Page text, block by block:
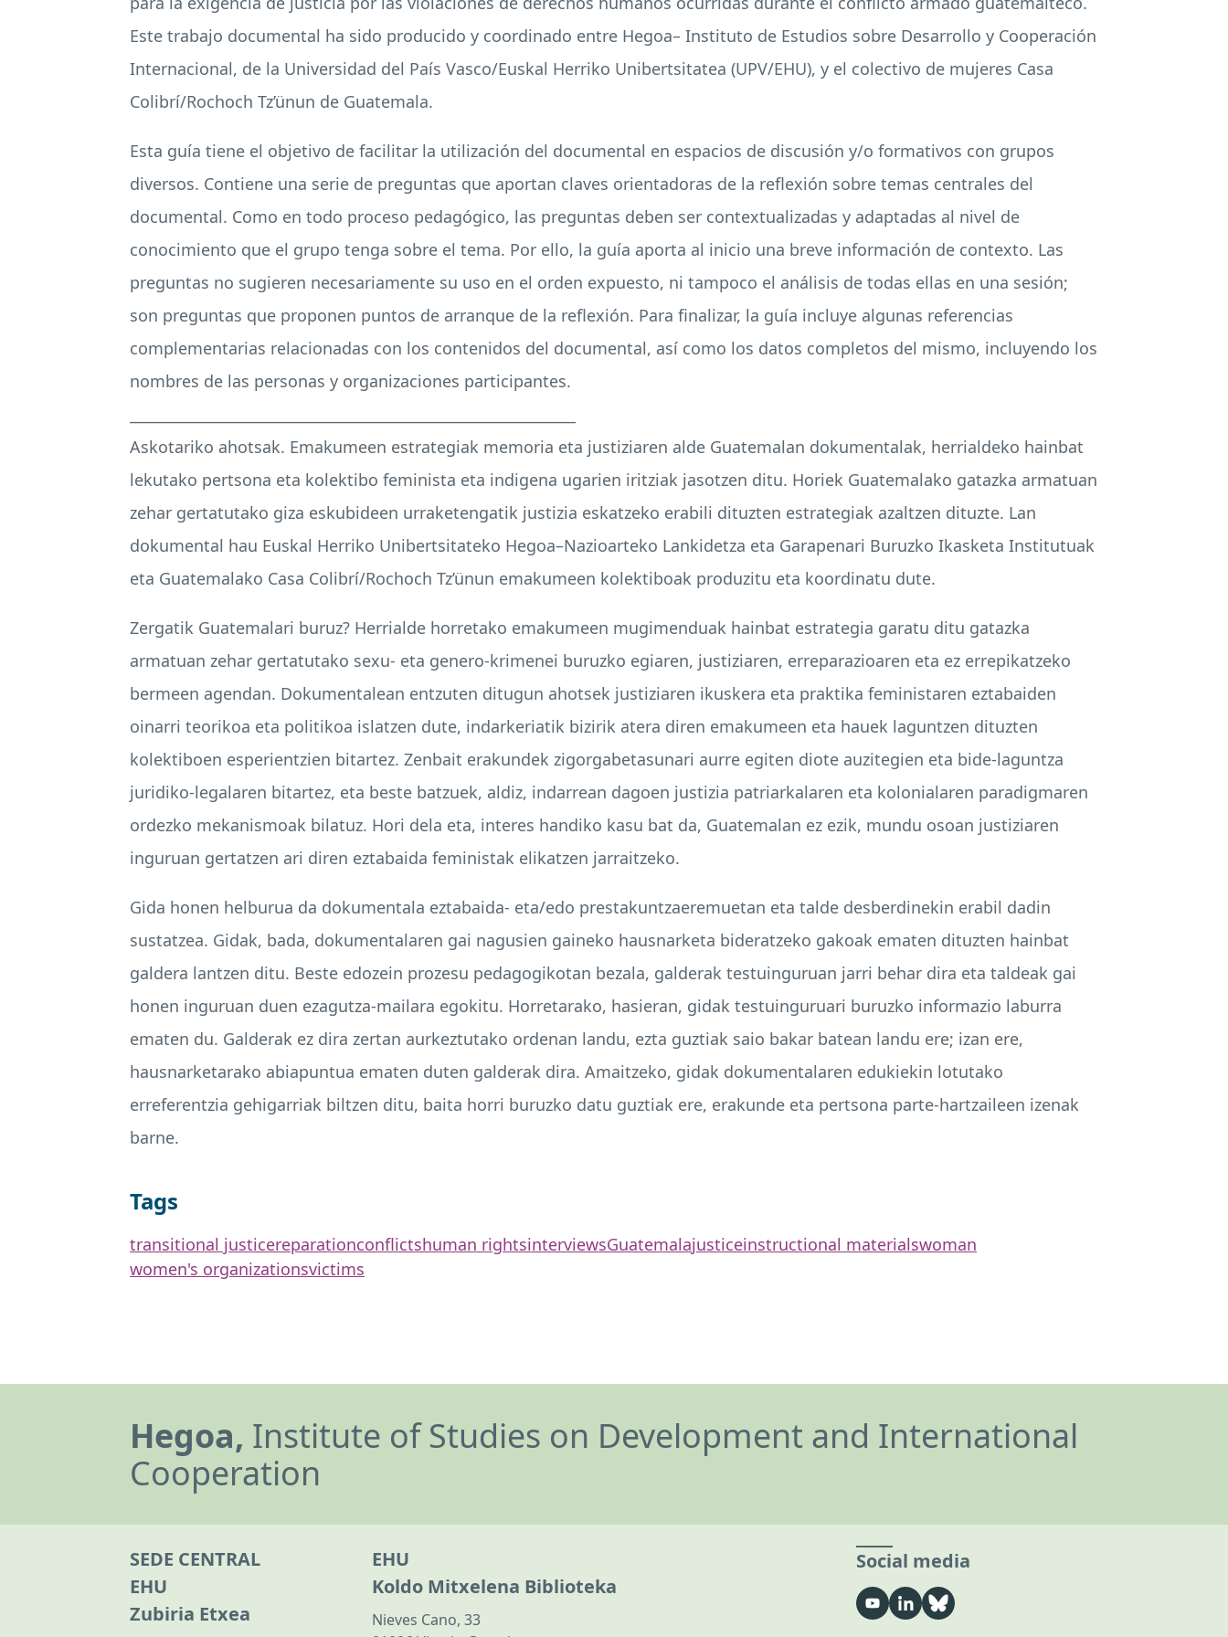
Este trabajo documental ha sido producido y coordinado entre Hegoa– Instituto de Estudios sobre Desarrollo y Cooperación
Internacional, de la Universidad del País Vasco/Euskal Herriko Unibertsitatea (UPV/EHU), y el colectivo de mujeres Casa
Colibrí/Rochoch Tz’ünun de Guatemala.
Esta guía tiene el objetivo de facilitar la utilización del documental en espacios de discusión y/o formativos con grupos
diversos. Contiene una serie de preguntas que aportan claves orientadoras de la reflexión sobre temas centrales del
documental. Como en todo proceso pedagógico, las preguntas deben ser contextualizadas y adaptadas al nivel de
conocimiento que el grupo tenga sobre el tema. Por ello, la guía aporta al inicio una breve información de contexto. Las
preguntas no sugieren necesariamente su uso en el orden expuesto, ni tampoco el análisis de todas ellas en una sesión;
son preguntas que proponen puntos de arranque de la reflexión. Para finalizar, la guía incluye algunas referencias
complementarias relacionadas con los contenidos del documental, así como los datos completos del mismo, incluyendo los
nombres de las personas y organizaciones participantes.
Askotariko ahotsak. Emakumeen estrategiak memoria eta justiziaren alde Guatemalan dokumentalak, herrialdeko hainbat
lekutako pertsona eta kolektibo feminista eta indigena ugarien iritziak jasotzen ditu. Horiek Guatemalako gatazka armatuan
zehar gertatutako giza eskubideen urraketengatik justizia eskatzeko erabili dituzten estrategiak azaltzen dituzte. Lan
dokumental hau Euskal Herriko Unibertsitateko Hegoa–Nazioarteko Lankidetza eta Garapenari Buruzko Ikasketa Institutuak
eta Guatemalako Casa Colibrí/Rochoch Tz’ünun emakumeen kolektiboak produzitu eta koordinatu dute.
Zergatik Guatemalari buruz? Herrialde horretako emakumeen mugimenduak hainbat estrategia garatu ditu gatazka
armatuan zehar gertatutako sexu- eta genero-krimenei buruzko egiaren, justiziaren, erreparazioaren eta ez errepikatzeko
bermeen agendan. Dokumentalean entzuten ditugun ahotsek justiziaren ikuskera eta praktika feministaren eztabaiden
oinarri teorikoa eta politikoa islatzen dute, indarkeriatik bizirik atera diren emakumeen eta hauek laguntzen dituzten
kolektiboen esperientzien bitartez. Zenbait erakundek zigorgabetasunari aurre egiten diote auzitegien eta bide-laguntza
juridiko-legalaren bitartez, eta beste batzuek, aldiz, indarrean dagoen justizia patriarkalaren eta kolonialaren paradigmaren
ordezko mekanismoak bilatuz. Hori dela eta, interes handiko kasu bat da, Guatemalan ez ezik, mundu osoan justiziaren
inguruan gertatzen ari diren eztabaida feministak elikatzen jarraitzeko.
Gida honen helburua da dokumentala eztabaida- eta/edo prestakuntzaeremuetan eta talde desberdinekin erabil dadin
sustatzea. Gidak, bada, dokumentalaren gai nagusien gaineko hausnarketa bideratzeko gakoak ematen dituzten hainbat
galdera lantzen ditu. Beste edozein prozesu pedagogikotan bezala, galderak testuinguruan jarri behar dira eta taldeak gai
honen inguruan duen ezagutza-mailara egokitu. Horretarako, hasieran, gidak testuinguruari buruzko informazio laburra
ematen du. Galderak ez dira zertan aurkeztutako ordenan landu, ezta guztiak saio bakar batean landu ere; izan ere,
hausnarketarako abiapuntua ematen duten galderak dira. Amaitzeko, gidak dokumentalaren edukiekin lotutako
erreferentzia gehigarriak biltzen ditu, baita horri buruzko datu guztiak ere, erakunde eta pertsona parte-hartzaileen izenak
barne.
Tags
transitional justicereparationconflictshuman rightsinterviewsGuatemalajusticeinstructional materialswoman
women's organizationsvictims
Hegoa, Institute of Studies on Development and International
Cooperation
SEDE CENTRAL
EHU
Zubiria Etxea
EHU
Koldo Mitxelena Biblioteka
Nieves Cano, 33
Social media